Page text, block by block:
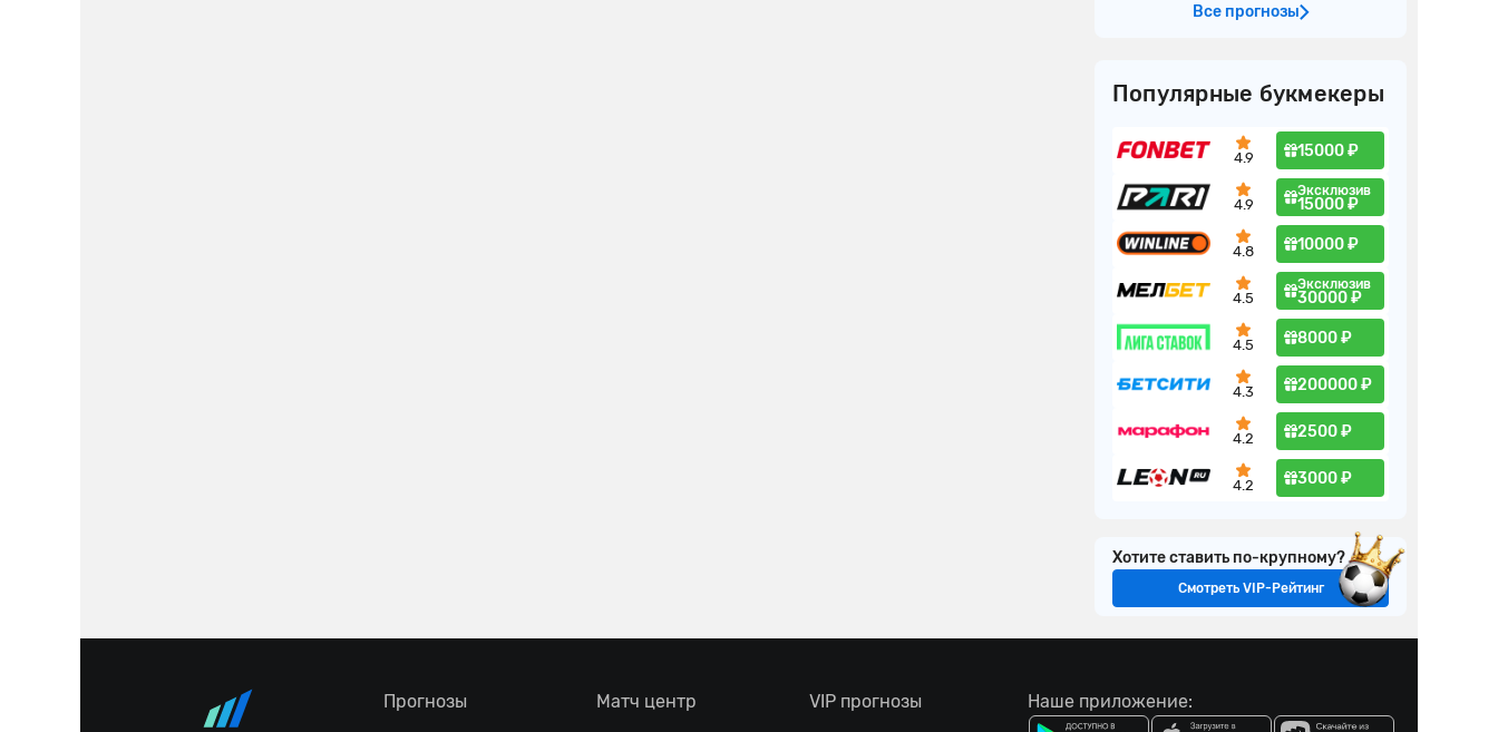
Все прогнозы
Популярные букмекеры
4.9 15000 ₽
4.9
Эксклюзив
15000 ₽
4.8 10000 ₽
4.5
Эксклюзив
30000 ₽
4.5 8000 ₽
4.3 200000 ₽
4.2 2500 ₽
4.2 3000 ₽
Хотите ставить по-крупному?
Смотреть VIP-Рейтинг
Прогнозы Матч центр VIP прогнозы Наше приложение: